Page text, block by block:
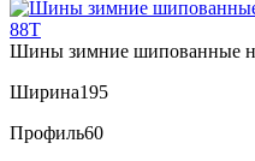
Шины зимние шипованные
Ширина195
Профиль60